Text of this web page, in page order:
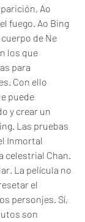
Ao
fuego. Ao Bing
de Ne
los que
para
Con ello
puede
y crear un
Las pruebas
Inmortal
celestrial Chan.
La película no
el
personjes. Sí,
son